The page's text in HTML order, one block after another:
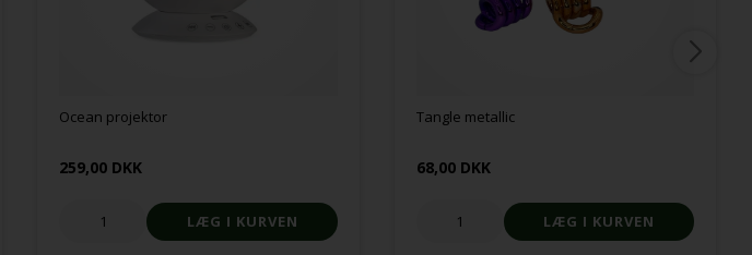
Ocean projektor
259,00 DKK
Tangle metallic
68,00 DKK